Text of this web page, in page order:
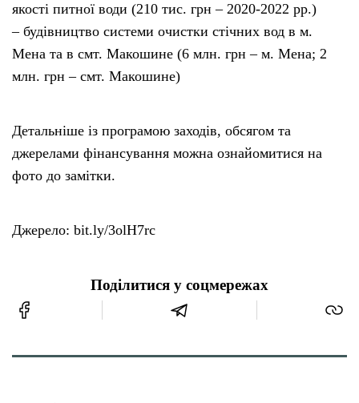
якості питної води (210 тис. грн – 2020-2022 рр.)
– будівництво системи очистки стічних вод в м.
Мена та в смт. Макошине (6 млн. грн – м. Мена; 2
млн. грн – смт. Макошине)
Детальніше із програмою заходів, обсягом та
джерелами фінансування можна ознайомитися на
фото до замітки.
Джерело: bit.ly/3olH7rc
Поділитися у соцмережах